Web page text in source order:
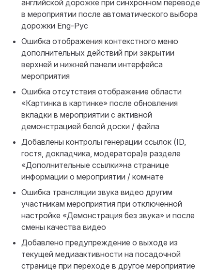
английской дорожке при синхронном переводе
в мероприятии после автоматического выбора
дорожки Eng-Рус
Ошибка отображения контекстного меню
дополнительных действий при закрытии
верхней и нижней панели интерфейса
мероприятия
Ошибка отсутствия отображение области
«Картинка в картинке» после обновления
вкладки в мероприятии с активной
демонстрацией белой доски / файла
Добавлены контролы генерации ссылок (ID,
гостя, докладчика, модератора)в разделе
«Дополнительные ссылки»на странице
информации о мероприятии / комнате
Ошибка трансляции звука видео другим
участникам мероприятия при отключенной
настройке «Демонстрация без звука» и после
смены качества видео
Добавлено предупреждение о выходе из
текущей медиаактивности на посадочной
странице при переходе в другое мероприятие